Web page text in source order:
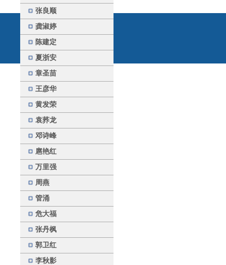
张良顺
龚淑婷
陈建定
夏浙安
章圣苗
王彦华
黄发荣
袁荞龙
邓诗峰
扈艳红
万里强
周燕
管涌
危大福
张丹枫
郭卫红
李秋影